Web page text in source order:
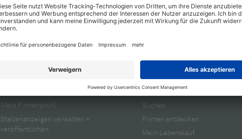
Mein Firmenprofil
Stellenanzeigen verwalten +
veröffentlichen
Für Bewerber
Suchen
Firmen entdecken
Mein Lebenslauf